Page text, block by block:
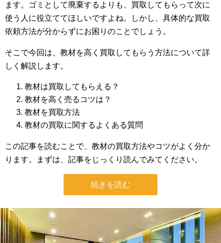
ます。ゴミとして廃棄するよりも、買取してもらって次に
使う人に役立ててほしいですよね。しかし、具体的な買取
依頼方法が分からずにお困りのことでしょう。
そこで今回は、教材を高く買取してもらう方法について詳
しく解説します。
教材は買取してもらえる？
教材を高く売るコツは？
教材を買取方法
教材の買取に関するよくある質問
この記事を読むことで、教材の買取方法やコツがよく分か
ります。まずは、記事をじっくり読んでみてください。
続きを読む